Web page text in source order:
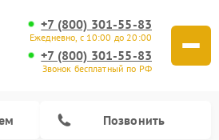
+7 (800) 301-55-83
Ежедневно, с 10:00 до 20:00
+7 (800) 301-55-83
Звонок бесплатный по РФ
Позвонить